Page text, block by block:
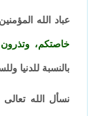
عباد الله
خاصتكم،
بالنسبة للدنيا
نسأل الله تعالى